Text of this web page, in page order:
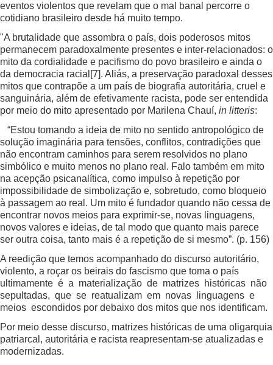
eventos violentos que revelam que o mal banal percorre o
cotidiano brasileiro desde há muito tempo.
"A brutalidade que assombra o país, dois poderosos mitos
permanecem paradoxalmente presentes e inter-relacionados: o
mito da cordialidade e pacifismo do povo brasileiro e ainda o
da democracia racial [7]. Aliás, a preservação paradoxal desses
mitos que contrapõe a um país de biografia autoritária, cruel e
sanguinária, além de efetivamente racista, pode ser entendida
por meio do mito apresentado por Marilena Chauí, in litteris:
“Estou tomando a ideia de mito no sentido antropológico de
solução imaginária para tensões, conflitos, contradições que
não encontram caminhos para serem resolvidos no plano
simbólico e muito menos no plano real. Falo também em mito
na acepção psicanalítica, como impulso à repetição por
impossibilidade de simbolização e, sobretudo, como bloqueio
à passagem ao real. Um mito é fundador quando não cessa de
encontrar novos meios para exprimir-se, novas linguagens,
novos valores e ideias, de tal modo que quanto mais parece
ser outra coisa, tanto mais é a repetição de si mesmo”. (p. 156)
A reedição que temos acompanhado do discurso autoritário,
violento, a roçar os beirais do fascismo que toma o país
ultimamente é a materialização de matrizes históricas não
sepultadas, que se reatualizam em novas linguagens e
meios escondidos por debaixo dos mitos que nos identificam.
Por meio desse discurso, matrizes históricas de uma oligarquia
patriarcal, autoritária e racista reapresentam-se atualizadas e
modernizadas.